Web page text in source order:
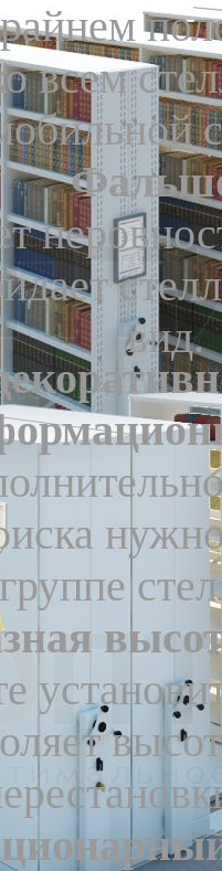
всем
вид.
группе